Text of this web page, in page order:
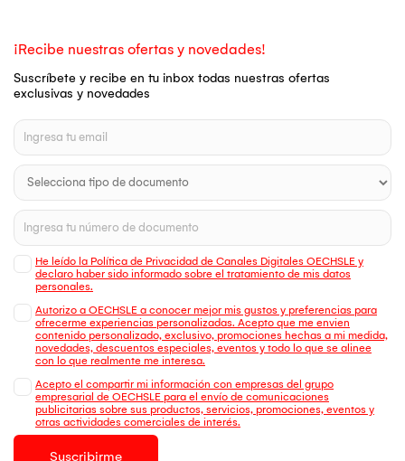
¡Recibe nuestras ofertas y novedades!
Suscríbete y recibe en tu inbox todas nuestras ofertas
exclusivas y novedades
He leído la Política de Privacidad de Canales Digitales OECHSLE y
declaro haber sido informado sobre el tratamiento de mis datos
personales.
Autorizo a OECHSLE a conocer mejor mis gustos y preferencias para
ofrecerme experiencias personalizadas. Acepto que me envien
contenido personalizado, exclusivo, promociones hechas a mi medida,
novedades, descuentos especiales, eventos y todo lo que se alinee
con lo que realmente me interesa.
Acepto el compartir mi información con empresas del grupo
empresarial de OECHSLE para el envío de comunicaciones
publicitarias sobre sus productos, servicios, promociones, eventos y
otras actividades comerciales de interés.
Suscribirme